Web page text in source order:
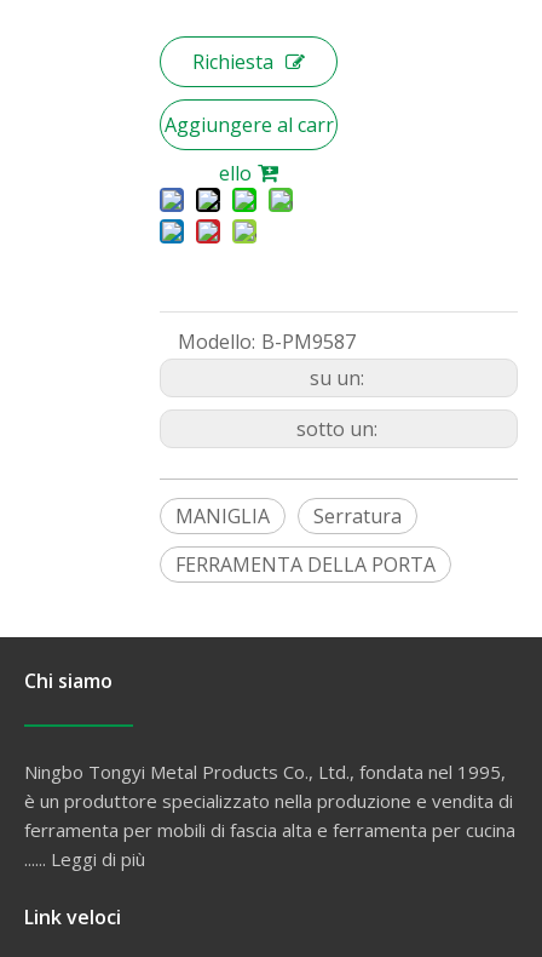
Richiesta
Aggiungere al carr
ello
Modello: B-PM9587
su un:
sotto un:
MANIGLIA
Serratura
FERRAMENTA DELLA PORTA
Chi siamo
Ningbo Tongyi Metal Products Co., Ltd., fondata nel 1995,
è un produttore specializzato nella produzione e vendita di
ferramenta per mobili di fascia alta e ferramenta per cucina
...... Leggi di più
Link veloci